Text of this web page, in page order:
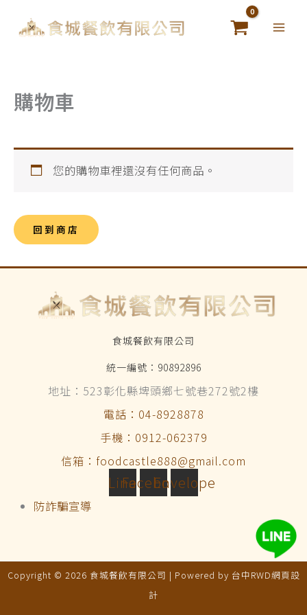
購物車
您的購物車裡還沒有任何商品。
回到商店
食城餐飲有限公司
統一編號：90892896
地址：523彰化縣埤頭鄉七號巷272號2樓
電話：04-8928878
手機：0912-062379
信箱：foodcastle888@gmail.com
LineFacebookEnvelope
防詐騙宣導
Copyright © 2026 食城餐飲有限公司 | Powered by 台中RWD網頁設
計